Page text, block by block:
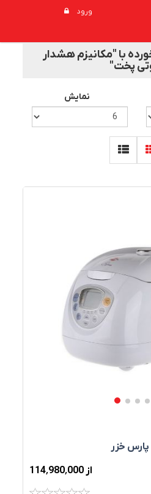
ورود
با "مکانیزم هشدار
پخت"
نمایش
از 114٬980٬000